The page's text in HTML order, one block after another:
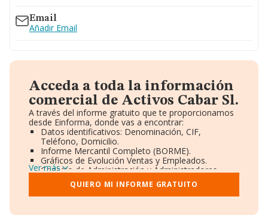
Email
Añadir Email
Acceda a toda la información
comercial de Activos Cabar Sl.
A través del informe gratuito que te proporcionamos
desde Einforma, donde vas a encontrar:
Datos identificativos: Denominación, CIF,
Teléfono, Domicilio.
Informe Mercantil Completo (BORME).
Gráficos de Evolución Ventas y Empleados.
Consejo de Administración y Administradores.
Directivos y Ejecutivos.
Accionistas.
Participaciones y Vinculaciones en otras empresas.
Ver más
QUIERO MI INFORME GRATUITO